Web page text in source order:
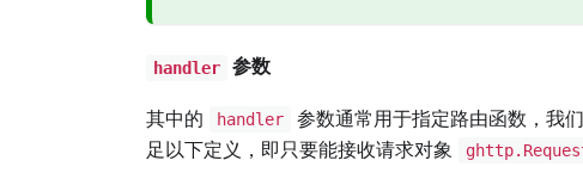
handler 参数
其中的 handler
参数通常用于指定路由函数，我
足以下定义，即只要能接收请求对象